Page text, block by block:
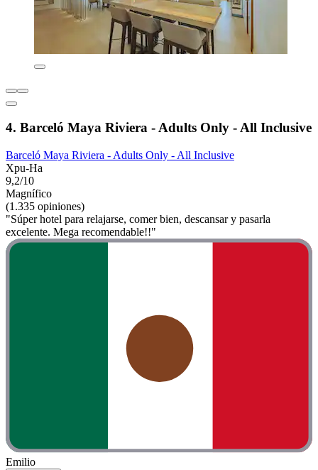
4. Barceló Maya Riviera - Adults Only - All Inclusive
Barceló Maya Riviera - Adults Only - All Inclusive
Xpu-Ha
9,2/10
Magnífico
(1.335 opiniones)
"Súper hotel para relajarse, comer bien, descansar y pasarla
excelente. Mega recomendable!!"
Emilio